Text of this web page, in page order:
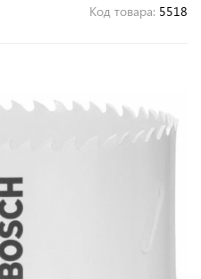
Код товара: 5518